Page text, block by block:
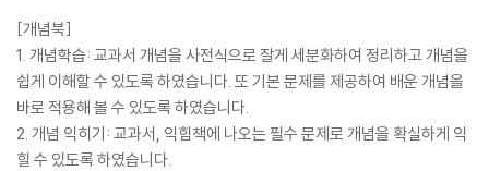
[개념북]
1. 개념학습: 교과서 개념을 사전식으로 잘게 세분화하여 정리하고 개념을
쉽게 이해할 수 있도록 하였습니다. 또 기본 문제를 제공하여 배운 개념을
바로 적용해 볼 수 있도록 하였습니다.
2. 개념 익히기: 교과서, 익힘책에 나오는 필수 문제로 개념을 확실하게 익
힐 수 있도록 하였습니다.